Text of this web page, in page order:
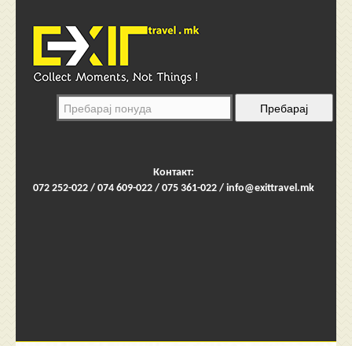
Контакт:
072 252-022 / 074 609-022 / 075 361-022 / info@exittravel.mk